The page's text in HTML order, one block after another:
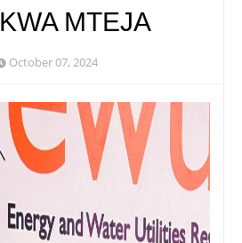
MTEJA
October 07, 2024